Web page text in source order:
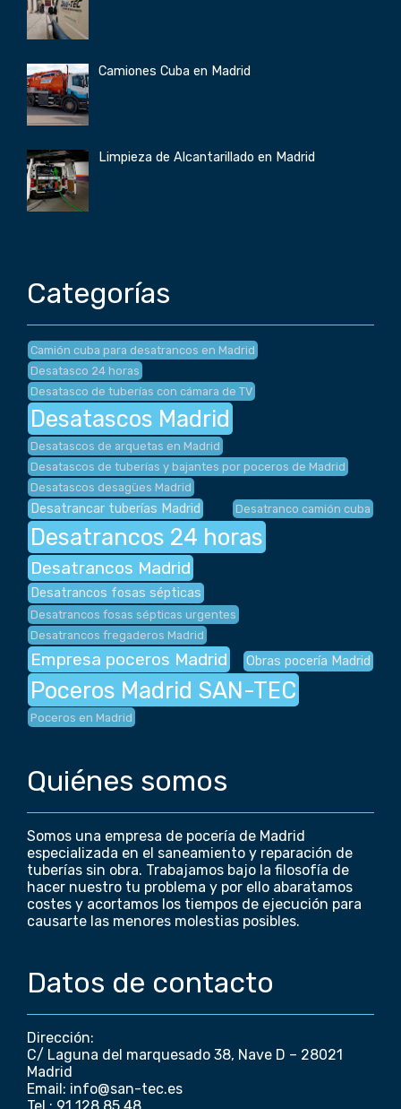
Camiones Cuba en Madrid
Limpieza de Alcantarillado en Madrid
Categorías
Camión cuba para desatrancos en Madrid
Desatasco 24 horas
Desatasco de tuberías con cámara de TV
Desatascos Madrid
Desatascos de arquetas en Madrid
Desatascos de tuberías y bajantes por poceros de Madrid
Desatascos desagües Madrid
Desatrancar tuberías Madrid Desatranco camión cuba
Desatrancos 24 horas
Desatrancos Madrid
Desatrancos fosas sépticas
Desatrancos fosas sépticas urgentes
Desatrancos fregaderos Madrid
Empresa poceros Madrid Obras pocería Madrid
Poceros Madrid SAN-TEC
Poceros en Madrid
Quiénes somos
Somos una empresa de pocería de Madrid
especializada en el saneamiento y reparación de
tuberías sin obra. Trabajamos bajo la filosofía de
hacer nuestro tu problema y por ello abaratamos
costes y acortamos los tiempos de ejecución para
causarte las menores molestias posibles.
Datos de contacto
Dirección:
C/ Laguna del marquesado 38, Nave D – 28021
Madrid
Email: info@san-tec.es
Tel.: 91 128 85 48